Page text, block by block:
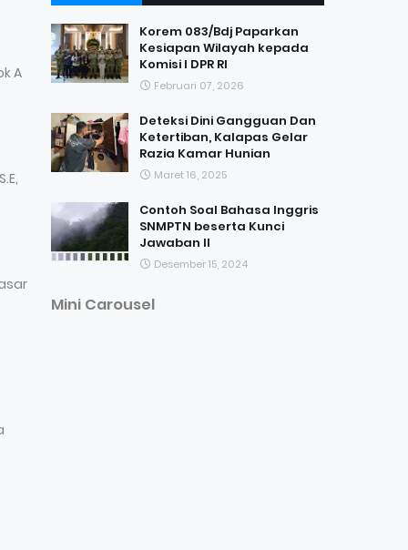
A
Korem 083/Bdj Paparkan
Kesiapan Wilayah kepada
Komisi I DPR RI
Februari 07, 2026
Deteksi Dini Gangguan Dan
Ketertiban, Kalapas Gelar
Razia Kamar Hunian
Maret 16, 2025
Contoh Soal Bahasa Inggris
SNMPTN beserta Kunci
Jawaban II
Desember 15, 2024
Mini Carousel